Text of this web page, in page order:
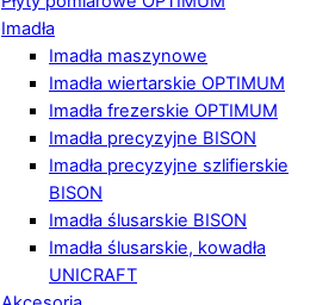
Imadła
Imadła maszynowe
Imadła wiertarskie OPTIMUM
Imadła frezerskie OPTIMUM
Imadła precyzyjne BISON
Imadła precyzyjne szlifierskie
BISON
Imadła ślusarskie BISON
Imadła ślusarskie, kowadła
UNICRAFT